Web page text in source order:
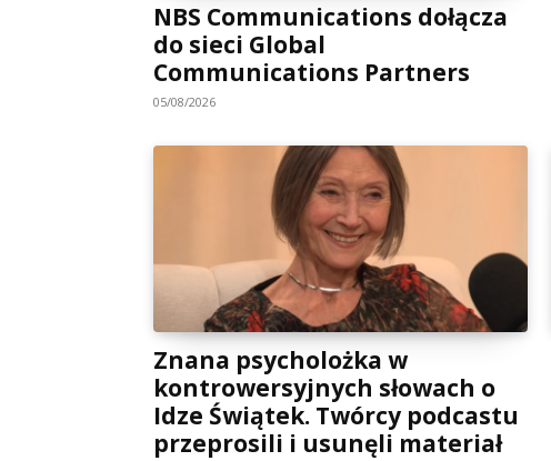
NBS Communications dołącza
do sieci Global
Communications Partners
05/08/2026
Znana psycholożka w
kontrowersyjnych słowach o
Idze Świątek. Twórcy podcastu
przeprosili i usunęli materiał